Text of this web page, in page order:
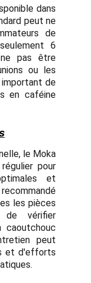
dans
peut ne
de
6
pas être
ou les
de
en caféine
le Moka
pour
et
les pièces
de vérifier
peut
et d'efforts